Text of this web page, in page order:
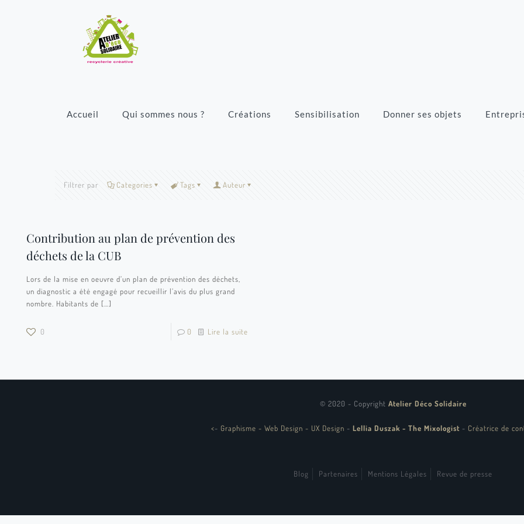
Accueil Qui sommes nous ? Créations Sensibilisation Donner ses objets
Filtrer par Categories Tags Auteur
Contribution au plan de prévention des
déchets de la CUB
Lors de la mise en oeuvre d’un plan de prévention des déchets,
un diagnostic a été engagé pour recueillir l’avis du plus grand
nombre. Habitants de […]
0 0 Lire la suite
© 2020 - Copyright Atelier Déco Solidaire
<- Graphisme - Web Design - UX Design - Lellia Duszak - The Mixologist - Créatrice de
Blog Partenaires Mentions Légales Revue de presse